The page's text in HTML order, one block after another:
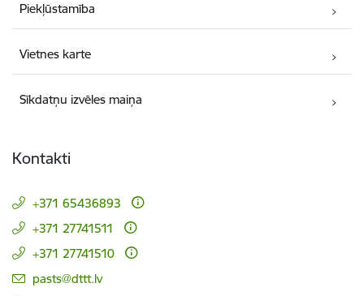
Piekļūstamība
Vietnes karte
Sīkdatņu izvēles maiņa
Kontakti
+371 65436893
+371 27741511
+371 27741510
E-pasts:
pasts@dttt.lv